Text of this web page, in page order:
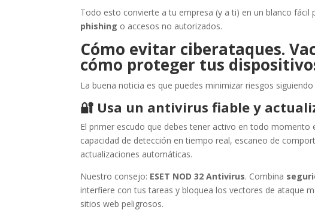
Todo esto convierte a tu empresa (y a ti) en un blanco fácil
phishing o accesos no autorizados.
Cómo evitar ciberataques.
cómo proteger tus
La buena noticia es que puedes minimizar riesgos
🔐 Usa un antivirus fiable y
El primer escudo que debes tener activo en todo momento
capacidad de detección en tiempo real, escaneo de
actualizaciones automáticas.
Nuestro consejo: ESET NOD 32 Antivirus. Combina
interfiere con tus tareas y bloquea los vectores de ataque
sitios web peligrosos.